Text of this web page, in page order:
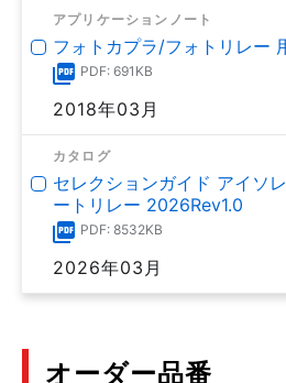
アプリケーションノート
フォトカプラ/フォトリレー
PDF: 691KB
2018年03月
カタログ
セレクションガイド アイソ
ートリレー 2026Rev1.0
PDF: 8532KB
2026年03月
オーダー品番